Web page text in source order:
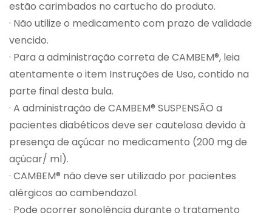
estão carimbados no cartucho do produto.
· Não utilize o medicamento com prazo de validade
vencido.
· Para a administração correta de CAMBEM®, leia
atentamente o item Instruções de Uso, contido na
parte final desta bula.
· A administração de CAMBEM® SUSPENSÃO a
pacientes diabéticos deve ser cautelosa devido à
presença de açúcar no medicamento (200 mg de
açúcar/ ml).
· CAMBEM® não deve ser utilizado por pacientes
alérgicos ao cambendazol.
· Pode ocorrer sonolência durante o tratamento